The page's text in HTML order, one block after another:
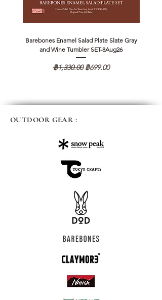
Barebones Enamel Salad Plate Slate Gray
and Wine Tumbler SET-8Aug26
ราคาปกติ
฿1,330.00 ราคาขายลด
฿699.00
OUTDOOR GEAR :